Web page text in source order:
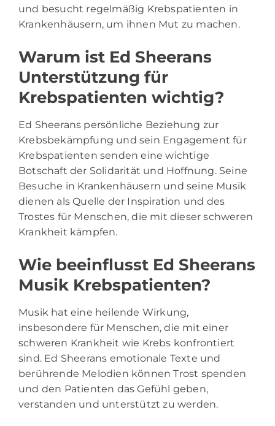
und besucht regelmäßig Krebspatienten in
Krankenhäusern, um ihnen Mut zu machen.
Warum ist Ed Sheerans
Unterstützung für
Krebspatienten wichtig?
Ed Sheerans persönliche Beziehung zur
Krebsbekämpfung und sein Engagement für
Krebspatienten senden eine wichtige
Botschaft der Solidarität und Hoffnung. Seine
Besuche in Krankenhäusern und seine Musik
dienen als Quelle der Inspiration und des
Trostes für Menschen, die mit dieser schweren
Krankheit kämpfen.
Wie beeinflusst Ed Sheerans
Musik Krebspatienten?
Musik hat eine heilende Wirkung,
insbesondere für Menschen, die mit einer
schweren Krankheit wie Krebs konfrontiert
sind. Ed Sheerans emotionale Texte und
berührende Melodien können Trost spenden
und den Patienten das Gefühl geben,
verstanden und unterstützt zu werden.